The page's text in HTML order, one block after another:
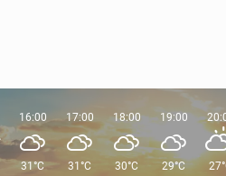
16:00
31°C
17:00
31°C
18:00
30°C
19:00
29°C